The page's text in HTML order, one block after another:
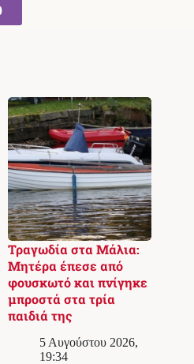
Τραγωδία στα Μάλια:
Μητέρα έπεσε από
φουσκωτό και πνίγηκε
μπροστά στα τρία
παιδιά της
5 Αυγούστου 2026,
19:34